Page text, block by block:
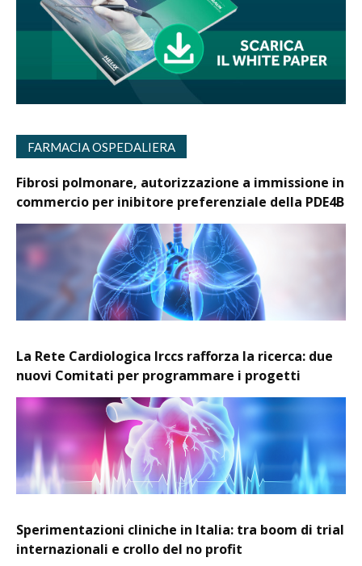
FARMACIA OSPEDALIERA
Fibrosi polmonare, autorizzazione a immissione in
commercio per inibitore preferenziale della PDE4B
La Rete Cardiologica Irccs rafforza la ricerca: due
nuovi Comitati per programmare i progetti
Sperimentazioni cliniche in Italia: tra boom di trial
internazionali e crollo del no profit